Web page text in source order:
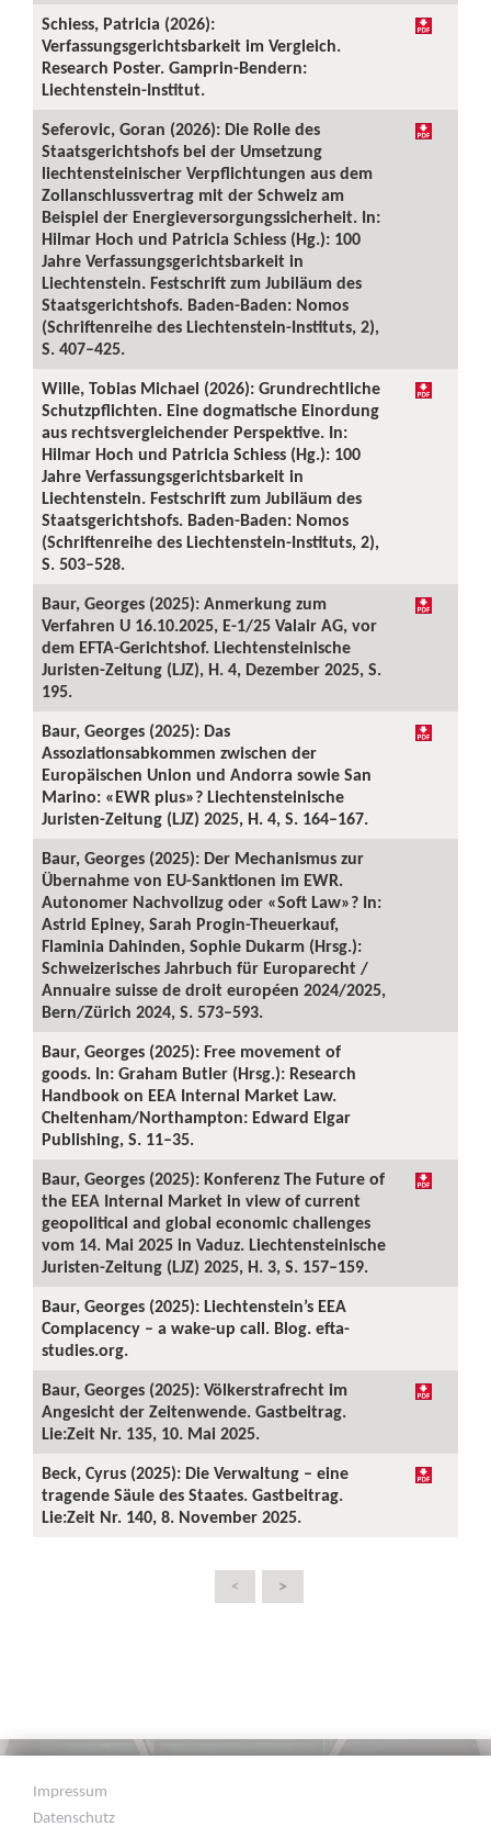
Schiess, Patricia (2026):
Verfassungsgerichtsbarkeit im Vergleich.
Research Poster. Gamprin-Bendern:
Liechtenstein-Institut.
Seferovic, Goran (2026): Die Rolle des
Staatsgerichtshofs bei der Umsetzung
liechtensteinischer Verpflichtungen aus dem
Zollanschlussvertrag mit der Schweiz am
Beispiel der Energieversorgungssicherheit. In:
Hilmar Hoch und Patricia Schiess (Hg.): 100
Jahre Verfassungsgerichtsbarkeit in
Liechtenstein. Festschrift zum Jubiläum des
Staatsgerichtshofs. Baden-Baden: Nomos
(Schriftenreihe des Liechtenstein-Instituts, 2),
S. 407–425.
Wille, Tobias Michael (2026): Grundrechtliche
Schutzpflichten. Eine dogmatische Einordung
aus rechtsvergleichender Perspektive. In:
Hilmar Hoch und Patricia Schiess (Hg.): 100
Jahre Verfassungsgerichtsbarkeit in
Liechtenstein. Festschrift zum Jubiläum des
Staatsgerichtshofs. Baden-Baden: Nomos
(Schriftenreihe des Liechtenstein-Instituts, 2),
S. 503–528.
Baur, Georges (2025): Anmerkung zum
Verfahren U 16.10.2025, E-1/25 Valair AG, vor
dem EFTA-Gerichtshof. Liechtensteinische
Juristen-Zeitung (LJZ), H. 4, Dezember 2025, S.
195.
Baur, Georges (2025): Das
Assoziationsabkommen zwischen der
Europäischen Union und Andorra sowie San
Marino: «EWR plus»? Liechtensteinische
Juristen-Zeitung (LJZ) 2025, H. 4, S. 164–167.
Baur, Georges (2025): Der Mechanismus zur
Übernahme von EU-Sanktionen im EWR.
Autonomer Nachvollzug oder «Soft Law»? In:
Astrid Epiney, Sarah Progin-Theuerkauf,
Flaminia Dahinden, Sophie Dukarm (Hrsg.):
Schweizerisches Jahrbuch für Europarecht /
Annuaire suisse de droit européen 2024/2025,
Bern/Zürich 2024, S. 573–593.
Baur, Georges (2025): Free movement of
goods. In: Graham Butler (Hrsg.): Research
Handbook on EEA Internal Market Law.
Cheltenham/Northampton: Edward Elgar
Publishing, S. 11–35.
Baur, Georges (2025): Konferenz The Future of
the EEA Internal Market in view of current
geopolitical and global economic challenges
vom 14. Mai 2025 in Vaduz. Liechtensteinische
Juristen-Zeitung (LJZ) 2025, H. 3, S. 157–159.
Baur, Georges (2025): Liechtenstein’s EEA
Complacency – a wake-up call. Blog. efta-
studies.org.
Baur, Georges (2025): Völkerstrafrecht im
Angesicht der Zeitenwende. Gastbeitrag.
Lie:Zeit Nr. 135, 10. Mai 2025.
Beck, Cyrus (2025): Die Verwaltung – eine
tragende Säule des Staates. Gastbeitrag.
Lie:Zeit Nr. 140, 8. November 2025.
< >
Impressum
Datenschutz